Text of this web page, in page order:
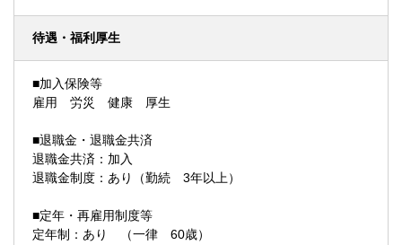
待遇・福利厚生
■加入保険等
雇用 労災 健康 厚生
■退職金・退職金共済
退職金共済：加入
退職金制度：あり（勤続 3年以上）
■定年・再雇用制度等
定年制：あり （一律 60歳）